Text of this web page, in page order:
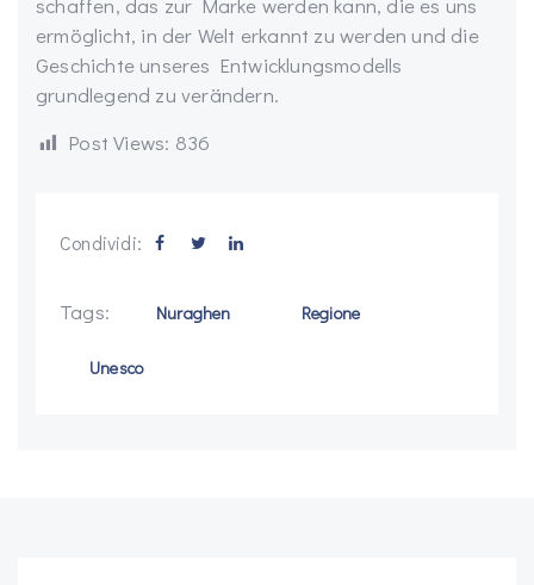
ermöglicht, in der Welt erkannt zu werden und die
Geschichte unseres Entwicklungsmodells
grundlegend zu verändern.
Post Views: 836
Condividi:
Tags: Nuraghen Regione
Unesco